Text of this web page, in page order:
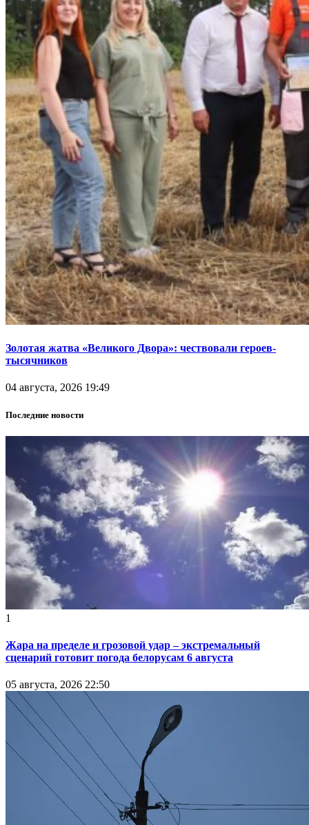
Золотая жатва «Великого Двора»: чествовали героев-
тысячников
04 августа, 2026 19:49
Последние новости
1
Жара на пределе и грозовой удар – экстремальный
сценарий готовит погода белорусам 6 августа
05 августа, 2026 22:50